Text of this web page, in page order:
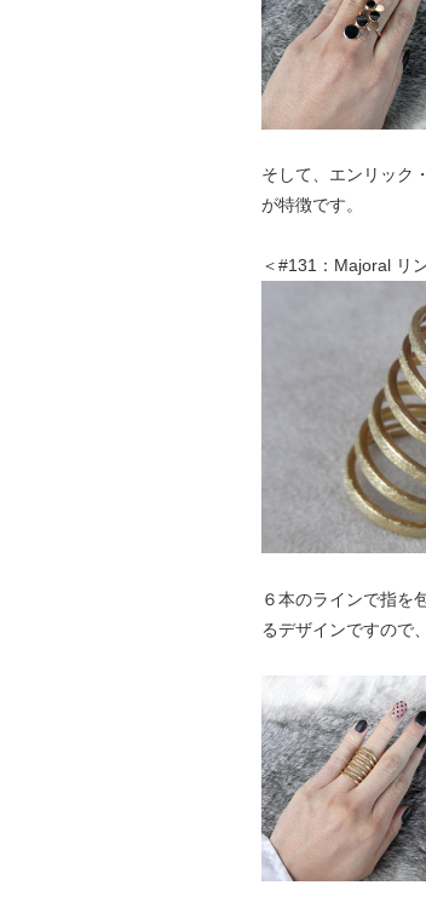
そして、エンリック
が特徴です。
＜#131：Majoral リ
６本のラインで指を
るデザインですので